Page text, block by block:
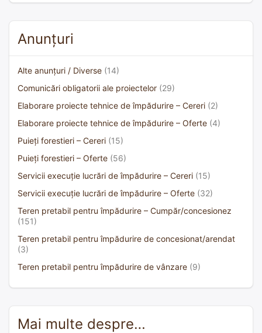
Anunțuri
Alte anunțuri / Diverse (14)
Comunicări obligatorii ale proiectelor (29)
Elaborare proiecte tehnice de împădurire – Cereri (2)
Elaborare proiecte tehnice de împădurire – Oferte (4)
Puieți forestieri – Cereri (15)
Puieți forestieri – Oferte (56)
Servicii execuție lucrări de împădurire – Cereri (15)
Servicii execuție lucrări de împădurire – Oferte (32)
Teren pretabil pentru împădurire – Cumpăr/concesionez
(151)
Teren pretabil pentru împădurire de concesionat/arendat
(3)
Teren pretabil pentru împădurire de vânzare (9)
Mai multe despre…